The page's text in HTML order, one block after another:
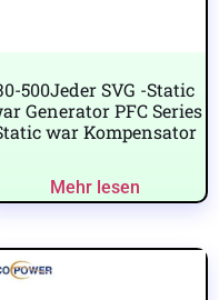
500Jeder SVG -Static
Generator PFC Series
war Kompensator
Mehr lesen